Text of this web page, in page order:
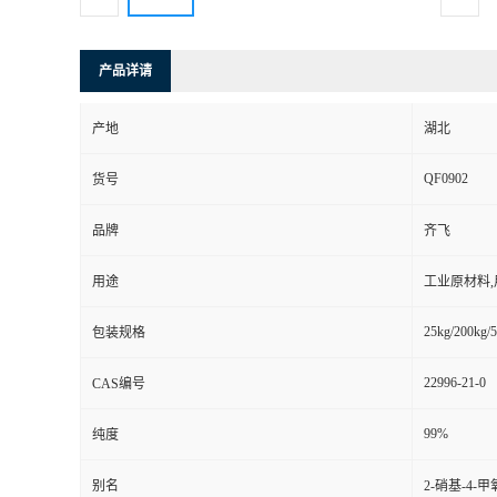
产品详请
产地 湖北
货号 QF0902
品牌 齐飞
用途 工业原材料
包装规格 25kg/200kg/
CAS编号 22996-21-0
纯度 99%
别名 2-硝基-4-甲